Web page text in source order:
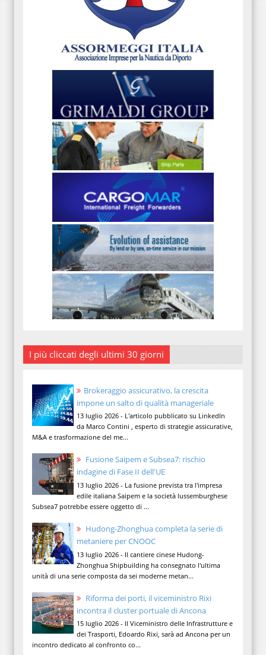
I più cliccati degli ultimi 30 giorni
Brokeraggio assicurativo, la crescita
impone un salto di qualità manageriale
13 luglio 2026 - L'articolo pubblicato su LinkedIn
da Marco Contini , esperto di strategie assicurative,
M&A e trasformazione del me...
Fusione Saipem e Subsea7: rischio
indagine di Fase II dell'UE
13 luglio 2026 - La fusione prevista tra l'impresa
edile italiana Saipem e la società lussemburghese
Subsea7 potrebbe essere oggetto di ...
Hudong-Zhonghua completa la serie di
metaniere per CNOOC
13 luglio 2026 - Il cantiere cinese Hudong-
Zhonghua Shipbuilding ha consegnato l'ultima
unità di una serie composta da sei moderne metan...
Riforma dei porti, il viceministro Rixi
incontra il cluster portuale di Ancona
15 luglio 2026 - Il Viceministro delle Infrastrutture e
dei Trasporti, Edoardo Rixi, sarà ad Ancona per un
incontro dedicato al confronto co...